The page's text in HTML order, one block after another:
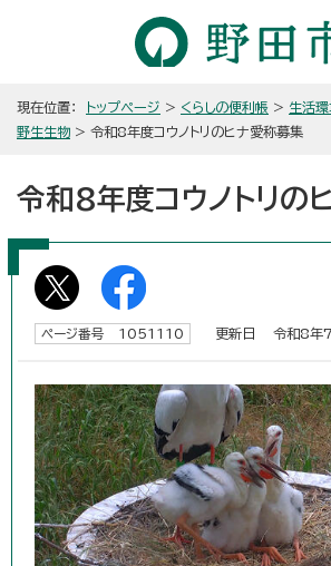
現在位置： トップページ > くらしの便利帳 > 生活環
野生生物 > 令和8年度コウノトリのヒナ愛称募集
令和8年度コウノトリの
ページ番号 1051110 更新日 令和8年7